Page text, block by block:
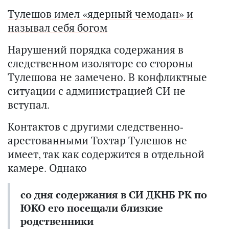
Тулешов имел «ядерный чемодан» и
называл себя богом
Нарушений порядка содержания в
следственном изоляторе со стороны
Тулешова не замечено. В конфликтные
ситуации с администрацией СИ не
вступал.
Контактов с другими следственно-
арестованными Тохтар Тулешов не
имеет, так как содержится в отдельной
камере. Однако
со дня содержания в СИ ДКНБ РК по
ЮКО его посещали близкие
родственники